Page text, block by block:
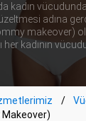
kadın
adına
makeover)
kadının